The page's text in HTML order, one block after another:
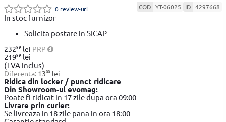
0 review-uri COD YT-06025 ID 4297668
In stoc furnizor
Solicita postare in SICAP
23299 lei PRP
21999 lei
(TVA inclus)
Diferenta: 1300 lei
Ridica din locker / punct ridicare
Din Showroom-ul evomag:
Poate fi ridicat in 17 zile dupa ora 09:00
Livrare prin curier:
Se livreaza in 18 zile pana in ora 18:00